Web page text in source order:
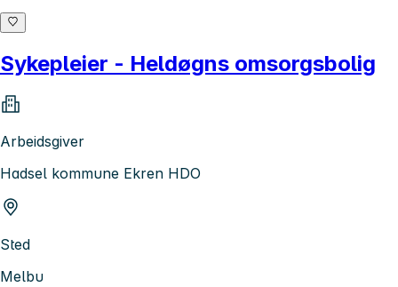
Sykepleier - Heldøgns omsorgsbolig
Arbeidsgiver
Hadsel kommune Ekren HDO
Sted
Melbu